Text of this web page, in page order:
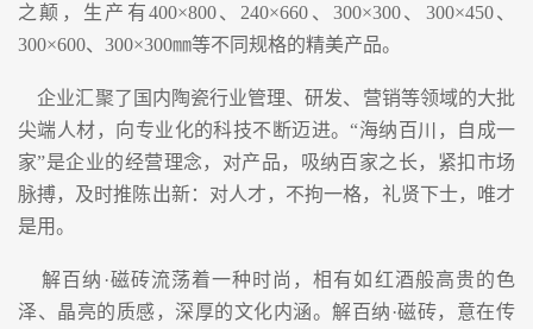
之颠，生产有400×800、240×660、300×300、300×450、
300×600、300×300㎜等不同规格的精美产品。
企业汇聚了国内陶瓷行业管理、研发、营销等领域的大批
尖端人材，向专业化的科技不断迈进。“海纳百川，自成一
家”是企业的经营理念，对产品，吸纳百家之长，紧扣市场
脉搏，及时推陈出新：对人才，不拘一格，礼贤下士，唯才
是用。
解百纳·磁砖流荡着一种时尚，相有如红酒般高贵的色
泽、晶亮的质感，深厚的文化内涵。解百纳·磁砖，意在传